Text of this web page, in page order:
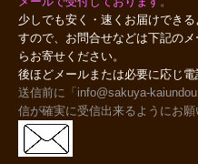
少しでも安く・速くお届けでき
すので、お問合せなどは下記の
らお寄せください。
後ほどメールまたは必要に応じ電
送信前に「info@sakuya-
信が確実に受信出来るようにお願